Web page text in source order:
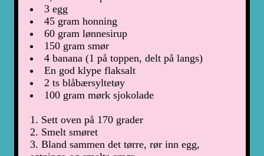
3 egg
45 gram honning
60 gram lønnesirup
150 gram smør
4 banana (1 på toppen, delt på langs)
En god klype flaksalt
2 ts blåbærsyltetøy
100 gram mørk sjokolade
1. Sett oven på 170 grader
2. Smelt smøret
3. Bland sammen det tørre, rør inn egg,